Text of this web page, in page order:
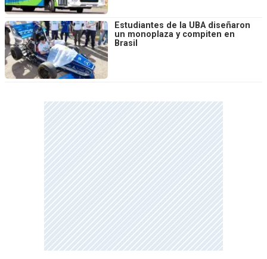
Estudiantes de la UBA diseñaron
un monoplaza y compiten en
Brasil